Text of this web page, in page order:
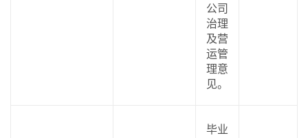
公司
治理
及营
运管
理意
见。
毕业